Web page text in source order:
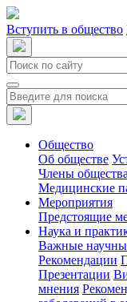
Вступить в общество
Общество
Об обществе
Члены общества
Медицинские
Мероприятия
Предстоящие
Наука и
Важные
Рекомендации
Презентации
мнения